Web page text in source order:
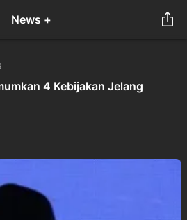
News +
4 Kebijakan Jelang